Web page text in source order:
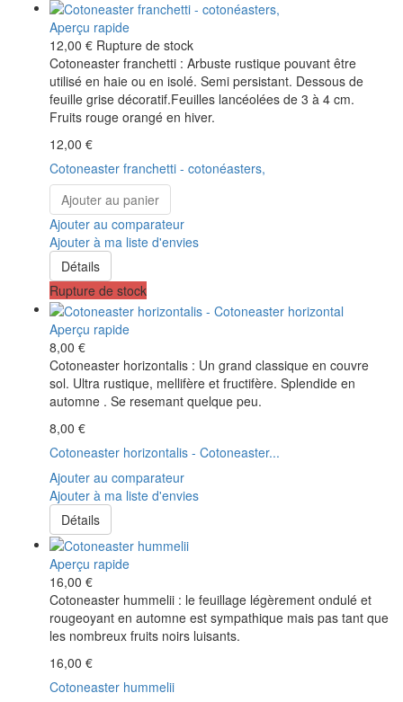
Aperçu rapide
12,00 € Rupture de stock
Cotoneaster franchetti : Arbuste rustique pouvant être
utilisé en haie ou en isolé. Semi persistant. Dessous de
feuille grise décoratif.Feuilles lancéolées de 3 à 4 cm.
Fruits rouge orangé en hiver.
12,00 €
Cotoneaster franchetti - cotonéasters,
Ajouter au panier
Ajouter au comparateur
Ajouter à ma liste d'envies
Détails
Rupture de stock
Aperçu rapide
8,00 €
Cotoneaster horizontalis : Un grand classique en couvre
sol. Ultra rustique, mellifère et fructifère. Splendide en
automne . Se resemant quelque peu.
8,00 €
Cotoneaster horizontalis - Cotoneaster...
Ajouter au comparateur
Ajouter à ma liste d'envies
Détails
Aperçu rapide
16,00 €
Cotoneaster hummelii : le feuillage légèrement ondulé et
rougeoyant en automne est sympathique mais pas tant que
les nombreux fruits noirs luisants.
16,00 €
Cotoneaster hummelii